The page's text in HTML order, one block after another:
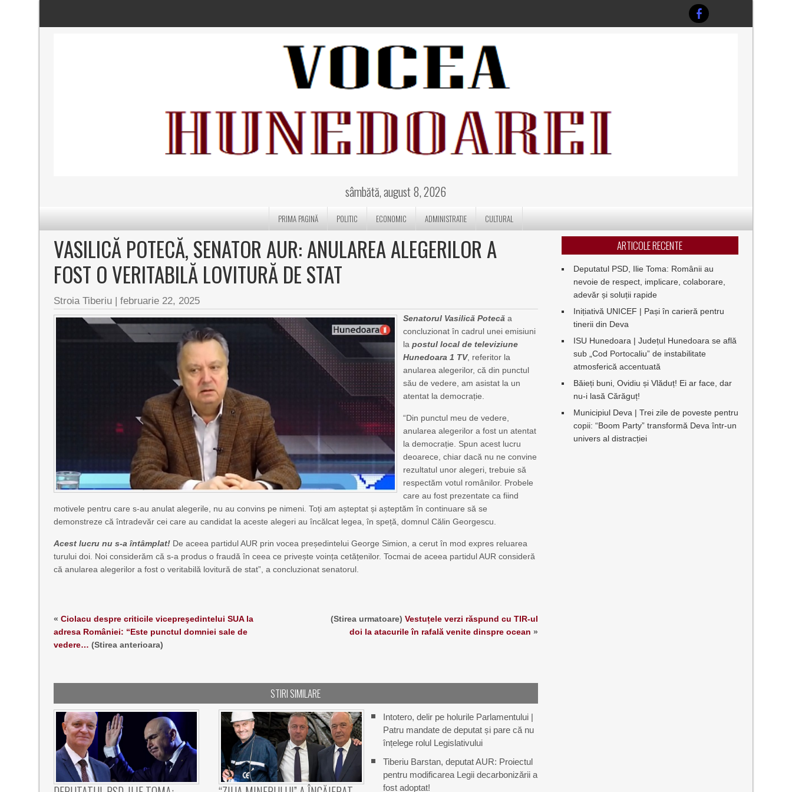
sâmbătă, august 8, 2026
PRIMA PAGINĂ POLITIC ECONOMIC ADMINISTRATIE CULTURAL
VASILICĂ POTECĂ, SENATOR AUR: ANULAREA ALEGERILOR A
FOST O VERITABILĂ LOVITURĂ DE STAT
Stroia Tiberiu |februarie 22, 2025
Senatorul Vasilică Potecă a
concluzionat în cadrul unei emisiuni
lapostul local de televiziune
Hunedoara 1 TV, referitor la
anularea alegerilor, că din punctul
său de vedere, am asistat la un
atentat la democrație.
“Din punctul meu de vedere,
anularea alegerilor a fost un atentat
la democrație. Spun acest lucru
deoarece, chiar dacă nu ne convine
rezultatul unor alegeri, trebuie să
respectăm votul românilor. Probele
care au fost prezentate ca fiind
motivele pentru care s-au anulat alegerile, nu au convins pe nimeni. Toți am așteptat și așteptăm în continuare să se
demonstreze că întradevăr cei care au candidat la aceste alegeri au încălcat legea, în speță, domnul Călin Georgescu.
Acest lucru nu s-a întâmplat! De aceea partidul AUR prin vocea președintelui George Simion, a cerut în mod expres reluarea
turului doi. Noi considerăm că s-a produs o fraudă în ceea ce privește voința cetățenilor. Tocmai de aceea partidul AUR consideră
că anularea alegerilor a fost o veritabilă lovitură de stat”, a concluzionat senatorul.
«Ciolacu despre criticile vicepreşedintelui SUA la
adresa României: “Este punctul domniei sale de
vedere… (Stirea anterioara)
(Stirea urmatoare) Vestuțele verzi răspund cu TIR-ul
doi la atacurile în rafală venite dinspre ocean »
STIRI SIMILARE
Intotero, delir pe holurile Parlamentului |
Patru mandate de deputat și pare că nu
înțelege rolul Legislativului
Tiberiu Barstan, deputat AUR: Proiectul
pentru modificarea Legii decarbonizării a
fost adoptat!
ARTICOLE RECENTE
Deputatul PSD, Ilie Toma: Românii au
nevoie de respect, implicare, colaborare,
adevăr și soluții rapide
Inițiativă UNICEF | Pași în carieră pentru
tinerii din Deva
ISU Hunedoara | Județul Hunedoara se află
sub „Cod Portocaliu” de instabilitate
atmosferică accentuată
Băieți buni, Ovidiu și Vlăduț! Ei ar face, dar
nu-i lasă Cărăguț!
Municipiul Deva | Trei zile de poveste pentru
copii: “Boom Party” transformă Deva într-un
univers al distracției